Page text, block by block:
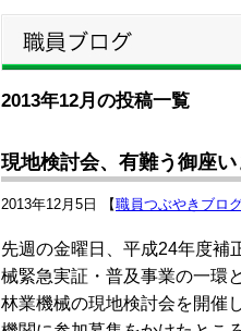
2013年12月の投稿一覧
現地検討会、有難う御座
2013年12月5日 【職員つぶやきブロ
先週の金曜日、平成24年度補
械緊急実証・普及事業の一環
林業機械の現地検討会を開催